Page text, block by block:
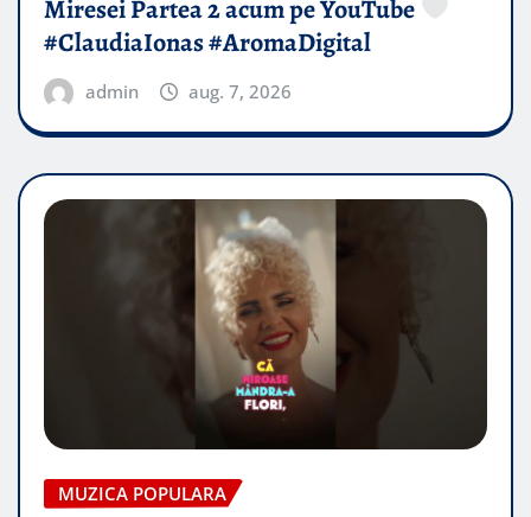
Miresei Partea 2 acum pe YouTube
#ClaudiaIonas #AromaDigital
admin aug. 7, 2026
MUZICA POPULARA